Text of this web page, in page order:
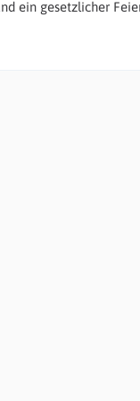
ein gesetzlicher